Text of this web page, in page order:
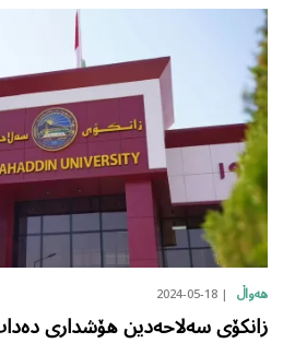
هەواڵ 2024-05-18
زانکۆی سەلاحەدین هۆشداری